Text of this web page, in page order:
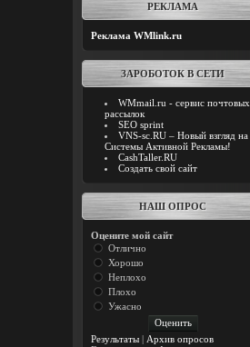
РЕКЛАМА
Реклама WMlink.ru
ЗАРОБОТОК В СЕТИ
WMmail.ru - сервис почтовых
рассылок
SEO sprint
VNS-sc.RU – Новый взгляд на
Системы Активной Рекламы!
CashTaller.RU
Создать свой сайт
НАШ ОПРОС
Оцените мой сайт
Отлично
Хорошо
Неплохо
Плохо
Ужасно
Результаты | Архив опросов